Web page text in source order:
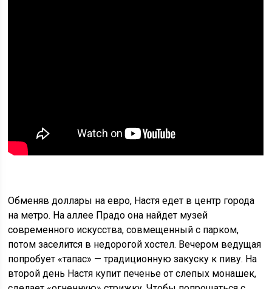
Обменяв доллары на евро, Настя едет в центр города
на метро. На аллее Прадо она найдет музей
современного искусства, совмещенный с парком,
потом заселится в недорогой хостел. Вечером ведущая
попробует «тапас» — традиционную закуску к пиву. На
второй день Настя купит печенье от слепых монашек,